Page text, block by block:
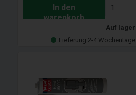
In den
warenkorb
Auf lager
Lieferung 2-4 Wochentage